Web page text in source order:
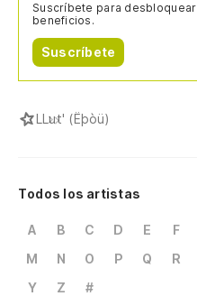
Suscríbete para desbloquear
beneficios.
Suscríbete
LLut' (Ëþòü)
Todos los artistas
A B C D E F
M
N O P Q R
Y
Z #